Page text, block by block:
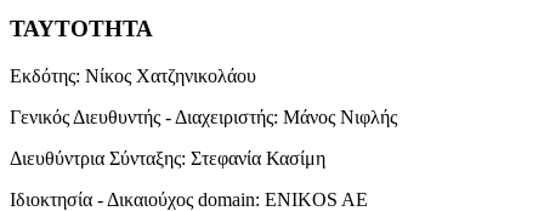
ΤΑΥΤΟΤΗΤΑ
Εκδότης: Νίκος Χατζηνικολάου
Γενικός Διευθυντής - Διαχειριστής: Μάνος Νιφλής
Διευθύντρια Σύνταξης: Στεφανία Κασίμη
Ιδιοκτησία - Δικαιούχος domain: ENIKOS AE